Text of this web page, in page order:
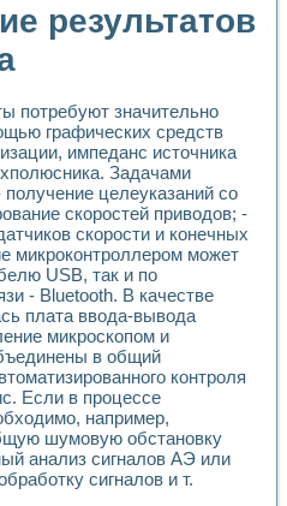
с помощью программно -
всплывающих газовых
асинхронным тиристорным
NATIONAL INSTRUMENTS для
стенда для
стенд рентгеновской диагностики
оптоэлектронные
диэлектрических свойств
зарождения и развития
импедансный томограф на
для характеризации
в исследовании
процессов получения
технического зрения для контроля
переходных процессов
при разработке обучающих
тренажеров путем
сигнализации и защиты ускорителя
и управления процессом
результатов
потребуют значительно
графических средств
импеданс источника
Задачами
целеуказаний со
скоростей приводов; -
скорости и конечных
микроконтроллером может
USB, так и по
- Bluetooth. В качестве
плата ввода-вывода
микроскопом и
в общий
контроля
Если в процессе
например,
шумовую обстановку
анализ сигналов АЭ или
сигналов и т.